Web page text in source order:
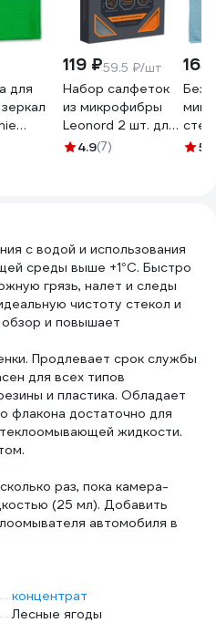
для
119 ₽59.5 ₽/шт
Набор салфеток
из микрофибры
Leonord 2 шт. для
мытья окон
4.9(7)
165
5
с водой и использования
среды выше +1°С. Быстро
грязь, налет и следы
чистоту стекол и
и повышает
Продлевает срок службы
для всех типов
и пластика. Обладает
флакона достаточно для
жидкости.
раз, пока камера-
(25 мл). Добавить
автомобиля в
концентрат
Лесные ягоды